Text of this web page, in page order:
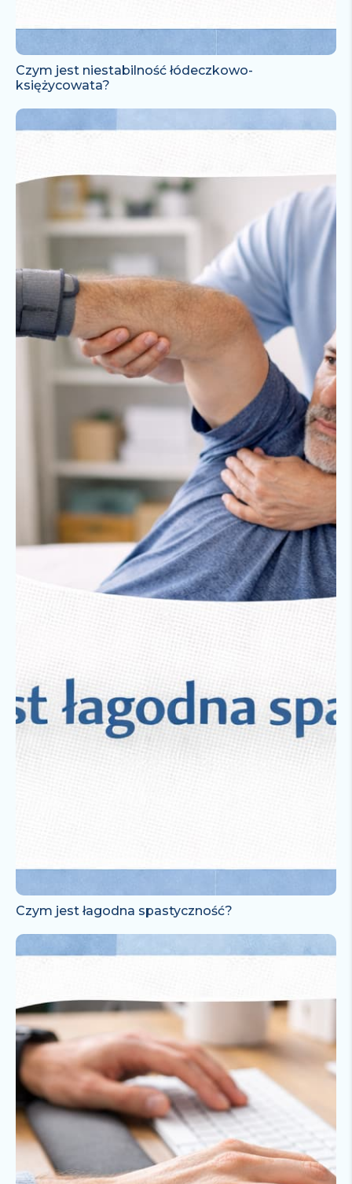
Czym jest niestabilność łódeczkowo-
księżycowata?
Czym jest łagodna spastyczność?